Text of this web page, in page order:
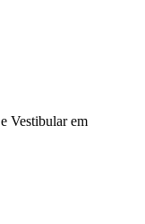
Vestibular em